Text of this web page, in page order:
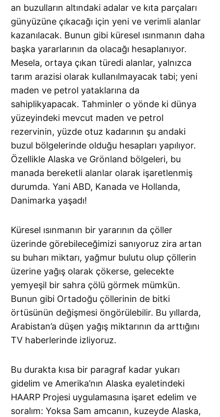
an buzulların altındaki adalar ve kıta parçaları
günyüzüne çıkacağı için yeni ve verimli alanlar
kazanılacak. Bunun gibi küresel ısınmanın daha
başka yararlarının da olacağı hesaplanıyor.
Mesela, ortaya çıkan türedi alanlar, yalnızca
tarım arazisi olarak kullanılmayacak tabi; yeni
maden ve petrol yataklarına da
sahiplikyapacak. Tahminler o yönde ki dünya
yüzeyindeki mevcut maden ve petrol
rezervinin, yüzde otuz kadarının şu andaki
buzul bölgelerinde olduğu hesapları yapılıyor.
Özellikle Alaska ve Grönland bölgeleri, bu
manada bereketli alanlar olarak işaretlenmiş
durumda. Yani ABD, Kanada ve Hollanda,
Danimarka yaşadı!
Küresel ısınmanın bir yararının da çöller
üzerinde görebileceğimizi sanıyoruz zira artan
su buharı miktarı, yağmur bulutu olup çöllerin
üzerine yağış olarak çökerse, gelecekte
yemyeşil bir sahra çölü görmek mümkün.
Bunun gibi Ortadoğu çöllerinin de bitki
örtüsünün değişmesi öngörülebilir. Bu yıllarda,
Arabistan’a düşen yağış miktarının da arttığını
TV haberlerinde izliyoruz.
Bu durakta kısa bir paragraf kadar yukarı
gidelim ve Amerika’nın Alaska eyaletindeki
HAARP Projesi uygulamasına işaret edelim ve
soralım: Yoksa Sam amcanın, kuzeyde Alaska,